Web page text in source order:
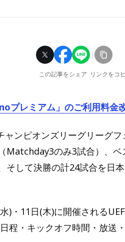
この記事をシェア リンクをコ
プレミアム」のご利用料金
ャンピオンズリーグリーグ
Matchday3のみ3試合）、ベ
そして決勝の計24試合を日
)・11日(木)に開催される
程・キックオフ時間・放送